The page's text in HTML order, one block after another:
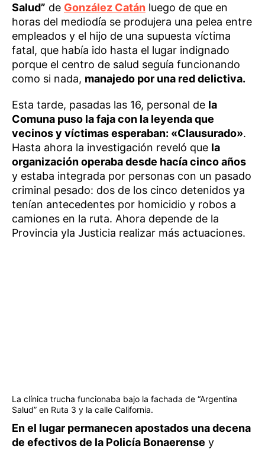
Salud” de González Catán luego de que en
horas del mediodía se produjera una pelea entre
empleados y el hijo de una supuesta víctima
fatal, que había ido hasta el lugar indignado
porque el centro de salud seguía funcionando
como si nada, manajedo por una red delictiva.
Esta tarde, pasadas las 16, personal de la
Comuna puso la faja con la leyenda que
vecinos y víctimas esperaban: «Clausurado».
Hasta ahora la investigación reveló que la
organización operaba desde hacía cinco años
y estaba integrada por personas con un pasado
criminal pesado: dos de los cinco detenidos ya
tenían antecedentes por homicidio y robos a
camiones en la ruta. Ahora depende de la
Provincia yla Justicia realizar más actuaciones.
La clínica trucha funcionaba bajo la fachada de “Argentina
Salud” en Ruta 3 y la calle California.
En el lugar permanecen apostados una decena
de efectivos de la Policía Bonaerense y